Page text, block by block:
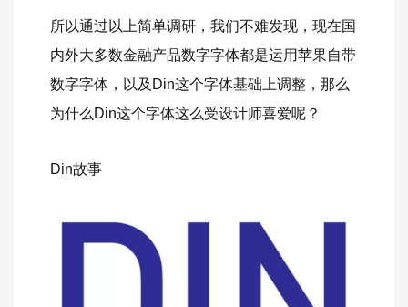
所以通过以上简单调研，我们不难发现，现在国
内外大多数金融产品数字字体都是运用苹果自带
数字字体，以及Din这个字体基础上调整，那么
为什么Din这个字体这么受设计师喜爱呢？
Din故事